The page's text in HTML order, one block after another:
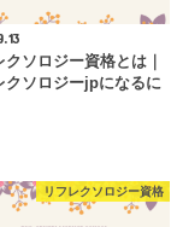
クソロジー資格とは｜
クソロジーjpになるに
リフレクソロジー資格